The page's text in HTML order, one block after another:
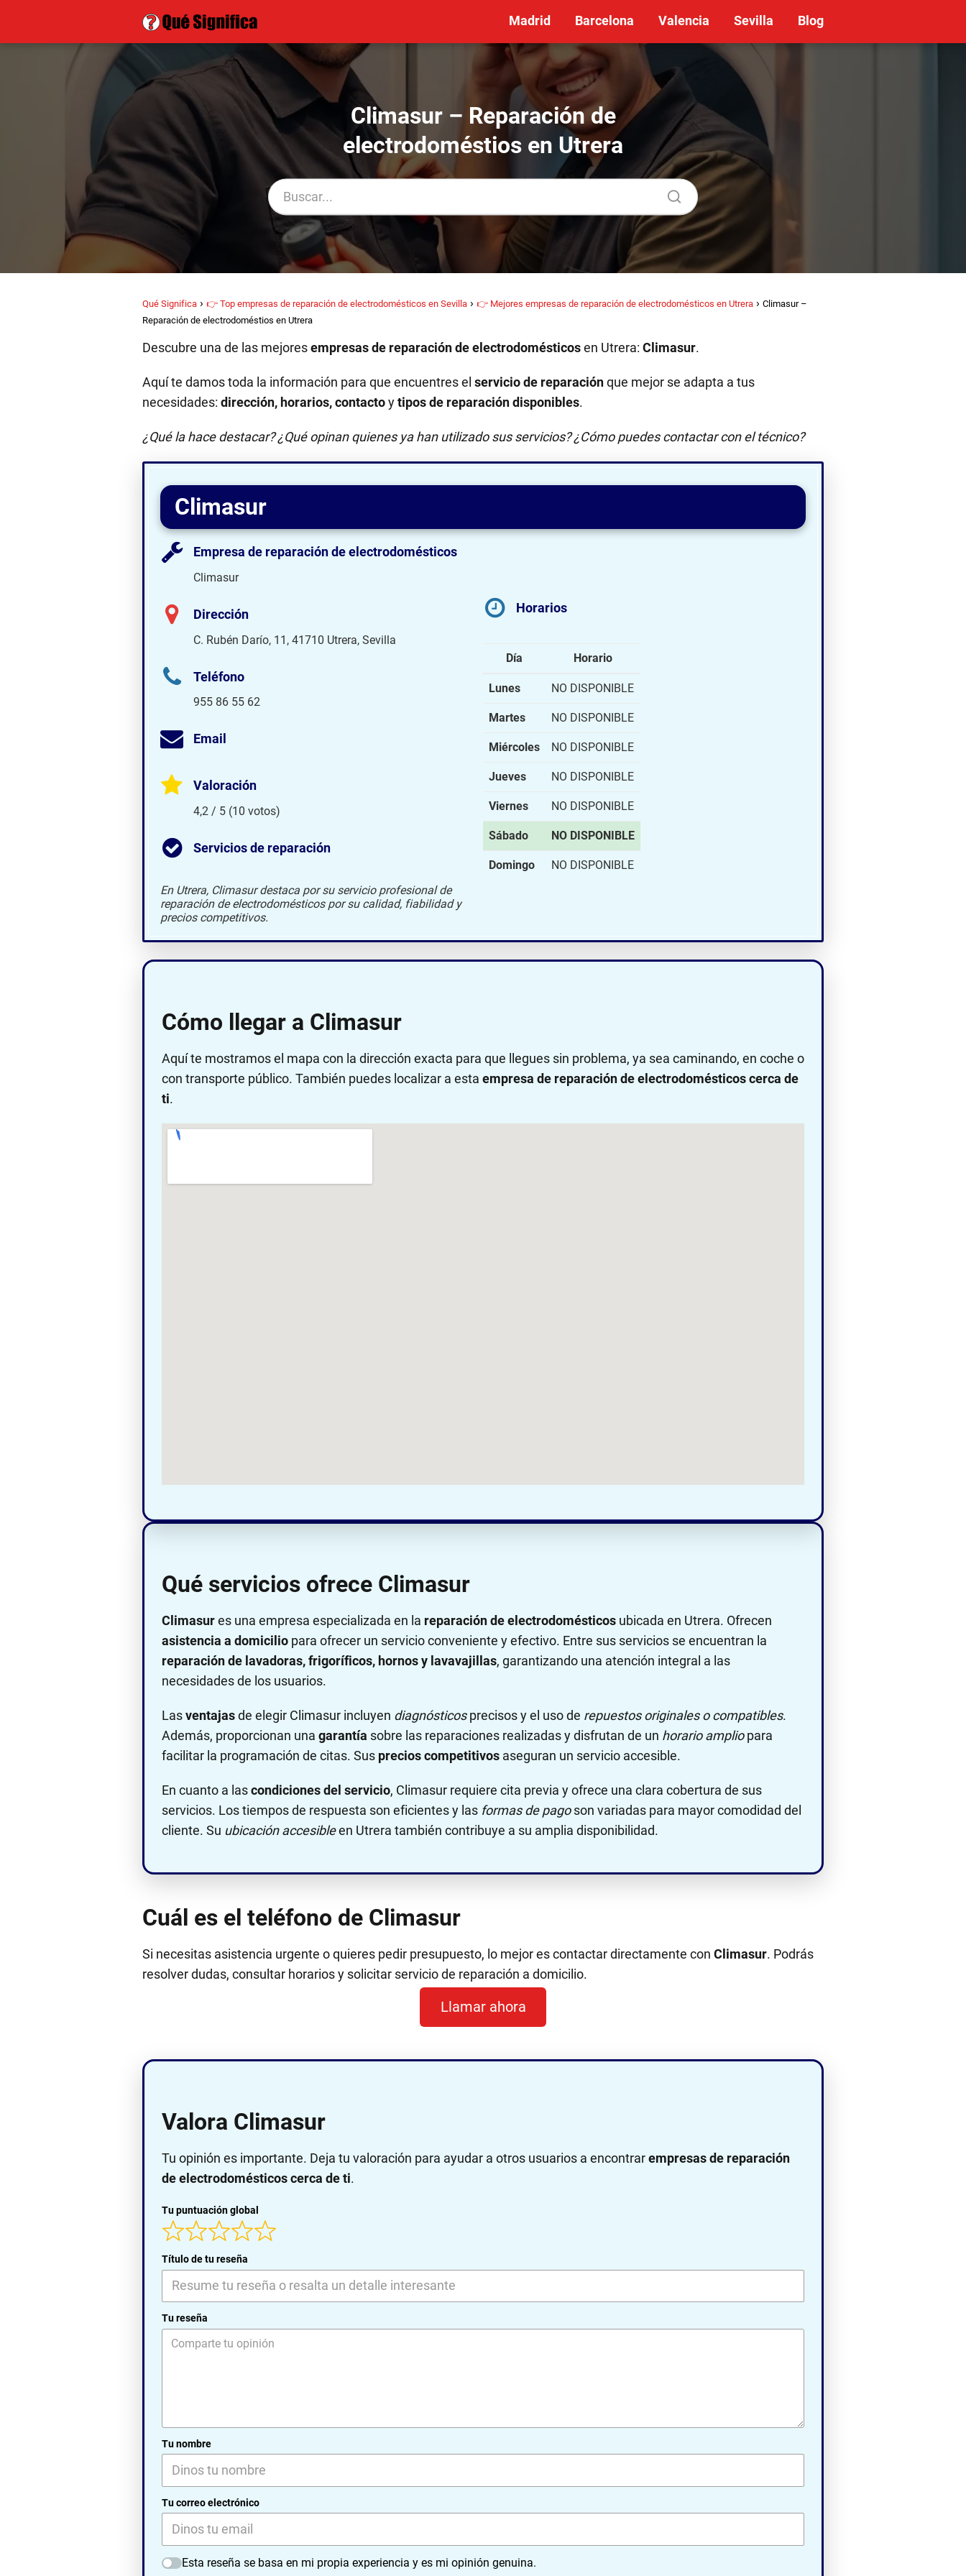
Madrid Barcelona Valencia Sevilla Blog
Climasur – Reparación de
electrodoméstios en Utrera
Qué Significa 👉 Top empresas de reparación de electrodomésticos en Sevilla 👉 Mejores empresas de reparación de electrodomésticos en Utrera
Climasur –
Reparación de electrodoméstios en Utrera
Descubre una de las mejoresempresas de reparación de electrodomésticosen Utrera: Climasur.
Aquí te damos toda la información para que encuentres el servicio de reparaciónque mejor se adapta a tus
necesidades: dirección, horarios, contactoytipos de reparación disponibles.
¿Qué la hace destacar? ¿Qué opinan quienes ya han utilizado sus servicios? ¿Cómo puedes contactar con el técnico?
Climasur
Empresa de reparación de electrodomésticos
Climasur
Dirección
C. Rubén Darío, 11, 41710 Utrera, Sevilla
Teléfono
955 86 55 62
Email
Valoración
4,2 / 5 (10 votos)
Servicios de reparación
En Utrera, Climasur destaca por su servicio profesional de
reparación de electrodomésticos por su calidad, fiabilidad y
precios competitivos.
Horarios
Día Horario
Lunes NO DISPONIBLE
Martes NO DISPONIBLE
Miércoles NO DISPONIBLE
Jueves NO DISPONIBLE
Viernes NO DISPONIBLE
Sábado NO DISPONIBLE
Domingo NO DISPONIBLE
Cómo llegar a Climasur
Aquí te mostramos el mapa con la dirección exacta para que llegues sin problema, ya sea caminando, en coche o
con transporte público. También puedes localizar a esta empresa de reparación de electrodomésticos cerca de
ti.
Qué servicios ofrece Climasur
Climasures una empresa especializada en la reparación de electrodomésticos ubicada en Utrera. Ofrecen
asistencia a domicilio para ofrecer un servicio conveniente y efectivo. Entre sus servicios se encuentran la
reparación de lavadoras, frigoríficos, hornos y lavavajillas, garantizando una atención integral a las
necesidades de los usuarios.
Lasventajasde elegir Climasur incluyen diagnósticosprecisos y el uso de repuestos originales o compatibles.
Además, proporcionan una garantía sobre las reparaciones realizadas y disfrutan de un horario ampliopara
facilitar la programación de citas. Sus precios competitivos aseguran un servicio accesible.
En cuanto a lascondiciones del servicio, Climasur requiere cita previa y ofrece una clara cobertura de sus
servicios. Los tiempos de respuesta son eficientes y las formas de pagoson variadas para mayor comodidad del
cliente. Su ubicación accesibleen Utrera también contribuye a su amplia disponibilidad.
Cuál es el teléfono de Climasur
Si necesitas asistencia urgente o quieres pedir presupuesto, lo mejor es contactar directamente con Climasur. Podrás
resolver dudas, consultar horarios y solicitar servicio de reparación a domicilio.
Llamar ahora
Valora Climasur
Tu opinión es importante. Deja tu valoración para ayudar a otros usuarios a encontrarempresas de reparación
de electrodomésticos cerca de ti.
Tu puntuación global
Título de tu reseña
Tu reseña
Tu nombre
Tu correo electrónico
Esta reseña se basa en mi propia experiencia y es mi opinión genuina.